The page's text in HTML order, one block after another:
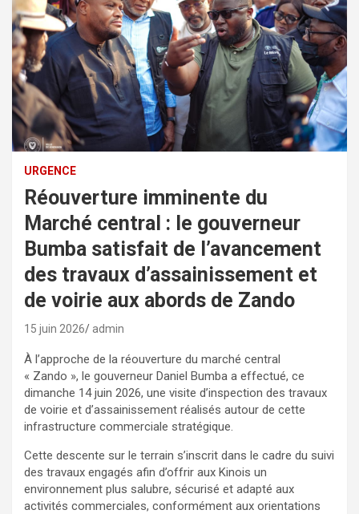
URGENCE
Réouverture imminente du
Marché central : le gouverneur
Bumba satisfait de l’avancement
des travaux d’assainissement et
de voirie aux abords de Zando
15 juin 2026 admin
À l’approche de la réouverture du marché central
« Zando », le gouverneur Daniel Bumba a effectué, ce
dimanche 14 juin 2026, une visite d’inspection des travaux
de voirie et d’assainissement réalisés autour de cette
infrastructure commerciale stratégique.
Cette descente sur le terrain s’inscrit dans le cadre du suivi
des travaux engagés afin d’offrir aux Kinois un
environnement plus salubre, sécurisé et adapté aux
activités commerciales, conformément aux orientations